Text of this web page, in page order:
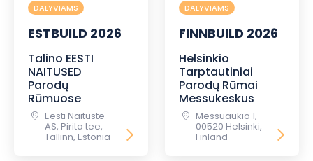
DALYVIAMS
ESTBUILD 2026
Talino EESTI
NAITUSED
Parodų
Rūmuose
Eesti Näituste
AS, Pirita tee,
Tallinn, Estonia
DALYVIAMS
FINNBUILD 2026
Helsinkio
Tarptautiniai
Parodų Rūmai
Messukeskus
Messuaukio 1,
00520 Helsinki,
Finland